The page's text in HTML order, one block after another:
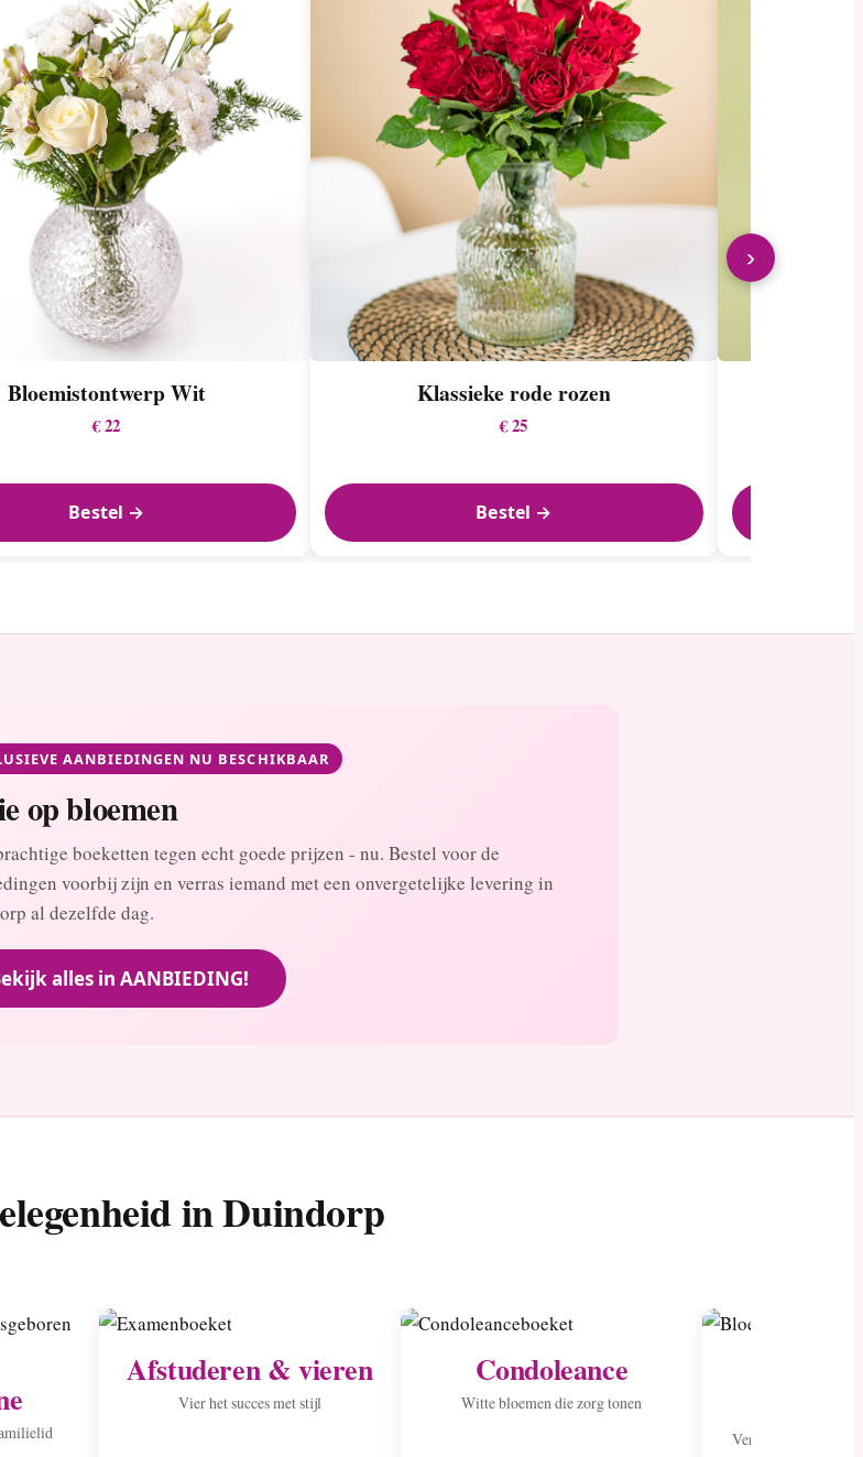
Bloemistontwerp Wit
€ 22
Bestel →
Klassieke rode rozen
€ 25
Bestel →
›
AANBIEDINGEN NU BESCHIKBAAR
op bloemen
boeketten tegen echt goede prijzen - nu. Bestel voor de
voorbij zijn en verras iemand met een onvergetelijke levering in
al dezelfde dag.
alles in AANBIEDING!
in Duindorp
Afstuderen & vieren
Vier het succes met stijl
Condoleance
Witte bloemen die zorg tonen
Verspreid vreugde